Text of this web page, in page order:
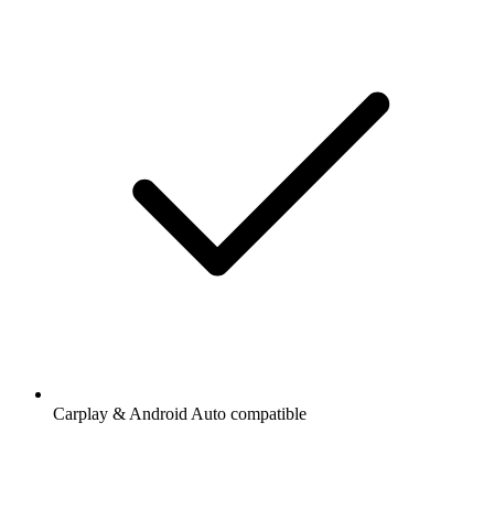
Carplay & Android Auto compatible